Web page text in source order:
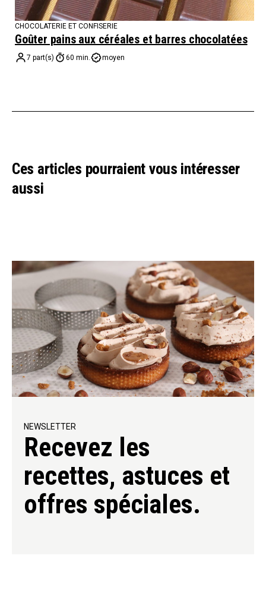
CHOCOLATERIE ET CONFISERIE
Goûter pains aux céréales et barres chocolatées
7 part(s) 60 min. moyen
Ces articles pourraient vous intéresser
aussi
NEWSLETTER
Recevez les
recettes, astuces et
offres spéciales.